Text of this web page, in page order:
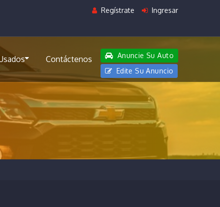
Regístrate Ingresar
Contáctenos
Anuncie Su Auto
Edite Su Anuncio